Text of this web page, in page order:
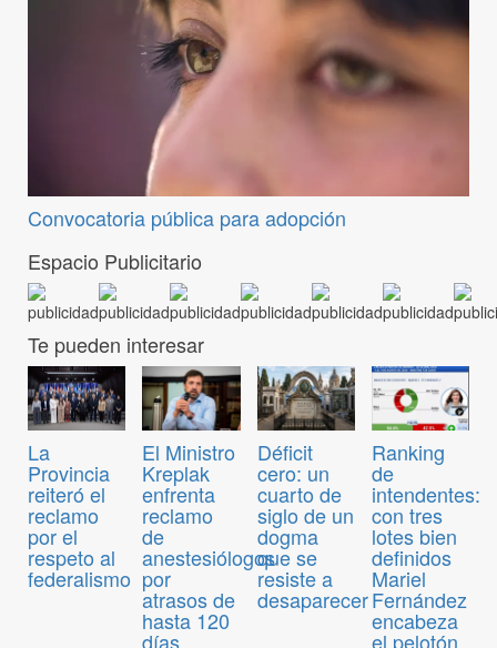
Convocatoria pública para adopción
Espacio Publicitario
Te pueden interesar
La
Provincia
reiteró el
reclamo
por el
respeto al
federalismo
El Ministro
Kreplak
enfrenta
reclamo
de
anestesiólogos
por
atrasos de
hasta 120
días
Déficit
cero: un
cuarto de
siglo de un
dogma
que se
resiste a
desaparecer
Ranking
de
intendentes:
con tres
lotes bien
definidos
Mariel
Fernández
encabeza
el pelotón